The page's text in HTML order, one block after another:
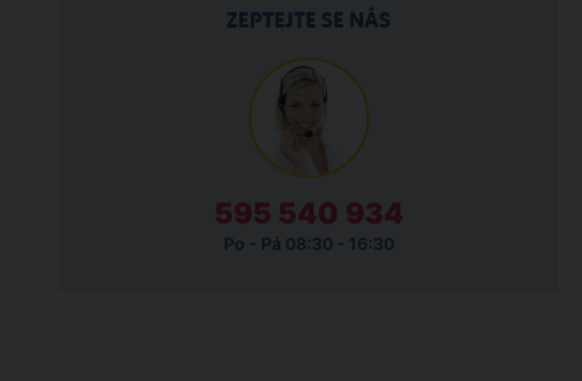
ZEPTEJTE SE NÁS
595 540 934
Po - Pá 08:30 - 16:30